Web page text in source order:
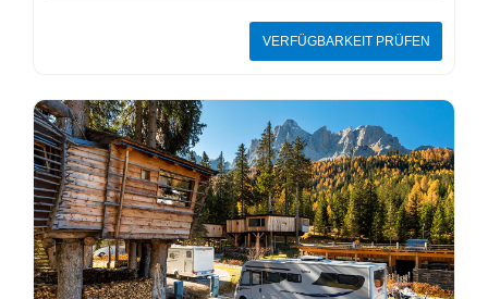
VERFÜGBARKEIT PRÜFEN